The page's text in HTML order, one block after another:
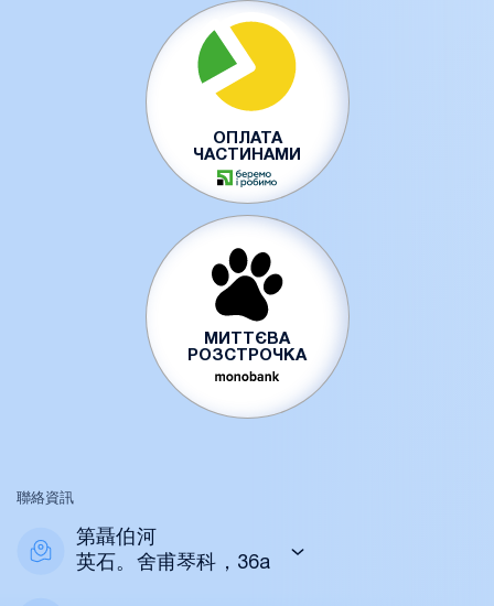
ОПЛАТА
ЧАСТИНАМИ
МИТТЄВА
РОЗСТРОЧКА
聯絡資訊
第聶伯河
英石。舍甫琴科，36a